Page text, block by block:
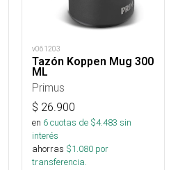
v061203
Tazón Koppen Mug 300
ML
Primus
$ 26.900
en 6cuotas de $4.483 sin
interés
ahorras $1.080 por
transferencia.